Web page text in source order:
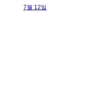
7월 12일